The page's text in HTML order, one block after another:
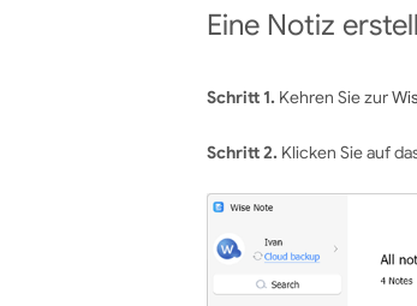
Eine Notiz
Schritt 1. Kehren Sie zur
Schritt 2. Klicken Sie auf